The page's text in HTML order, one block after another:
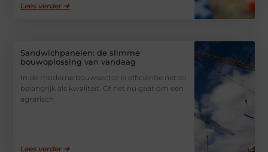
Lees verder ➜
Sandwichpanelen: de slimme
bouwoplossing van vandaag
In de moderne bouwsector is efficiëntie net zo
belangrijk als kwaliteit. Of het nu gaat om een
agrarisch
Lees verder ➜